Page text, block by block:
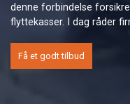
denne forbindelse
flyttekasser. I dag råder
Få et godt tilbud